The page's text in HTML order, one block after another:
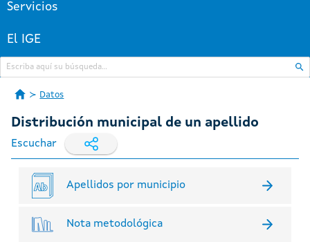
Servicios
El IGE
Datos
Distribución municipal de un apellido
Escuchar
Apellidos por municipio
Nota metodológica